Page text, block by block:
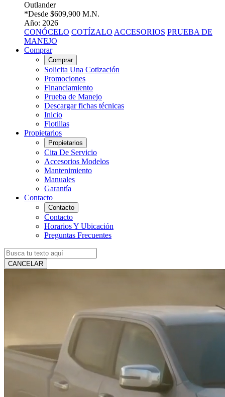
Outlander
*Desde $609,900 M.N.
Año: 2026
CONÓCELO COTÍZALO ACCESORIOS PRUEBA DE
MANEJO
Comprar
Comprar
Solicita Una Cotización
Promociones
Financiamiento
Prueba de Manejo
Descargar fichas técnicas
Inicio
Flotillas
Propietarios
Propietarios
Cita De Servicio
Accesorios Modelos
Mantenimiento
Manuales
Garantía
Contacto
Contacto
Contacto
Horarios Y Ubicación
Preguntas Frecuentes
CANCELAR